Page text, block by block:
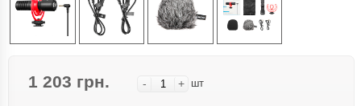
1 203 грн. - + шт